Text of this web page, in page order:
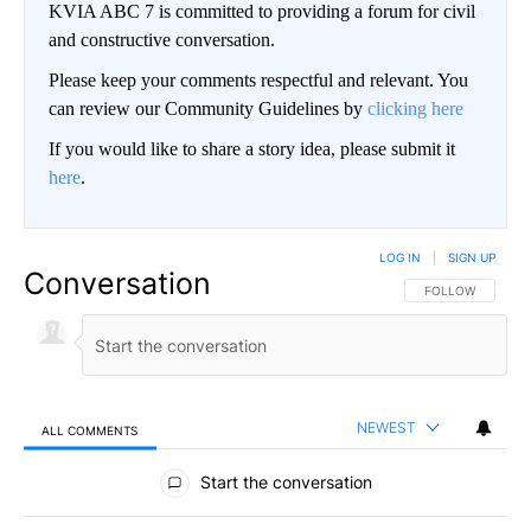
KVIA ABC 7 is committed to providing a forum for civil
and constructive conversation.
Please keep your comments respectful and relevant. You
can review our Community Guidelines by clicking here
If you would like to share a story idea, please submit it
here.
Conversation FOLLOW THIS
FOLLOW
LOG IN SIGN UP
ALL COMMENTS NEWEST
All Comments
Start the conversation